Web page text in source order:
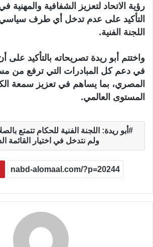
رؤية الاتحاد لتعزيز الشفافية والمهنية
التأكيد على عدم تدخل أي طرف سياسي
اللجنة الفنية.
واختتم أبو ريدة تصريحاته بالتأكيد على
في دعم كل المبادرات التي ترفع من
المصري، بما يساهم في تعزيز سمعة
المستوى العالمي.
أبو ريدة: اللجنة الفنية للحكام تتمتع
ولم نتدخل في اختيار القائمة